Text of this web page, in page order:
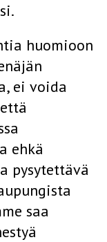
huomioon
ei voida
ehkä
pysytettävä
saa